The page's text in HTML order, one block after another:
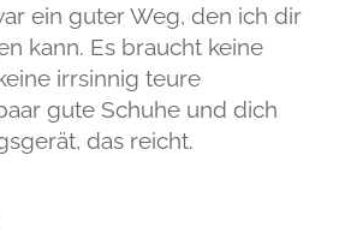
ein guter Weg, den ich dir
kann. Es braucht keine
irrsinnig teure
gute Schuhe und dich
das reicht.